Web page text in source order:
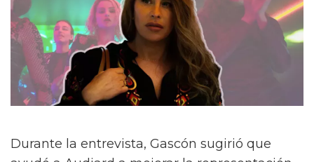
Durante la entrevista, Gascón sugirió que